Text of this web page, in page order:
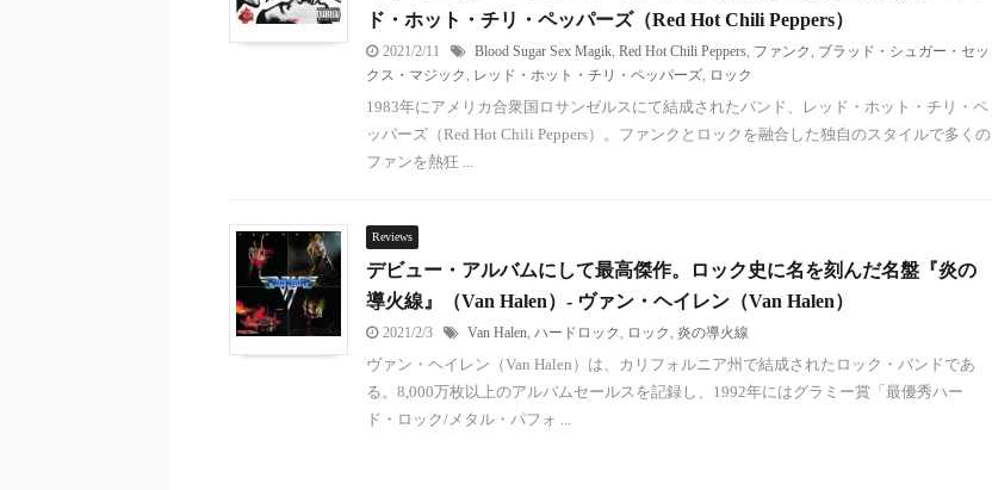
ド・ホット・チリ・ペッパーズ（Red Hot Chili Peppers）
2021/2/11 Blood Sugar Sex Magik Red Hot Chili Peppers ファンク
ブラッド・シュガー・セッ
クス・マジック
レッド・ホット・チリ・ペッパーズ ロック
1983年にアメリカ合衆国ロサンゼルスにて結成されたバンド、レッド・ホット・チリ・ペ
ッパーズ（Red Hot Chili Peppers）。ファンクとロックを融合した独自のスタイルで多くの
ファンを熱狂 ...
Reviews
デビュー・アルバムにして最高傑作。ロック史に名を刻んだ名盤『炎の
導火線』（Van Halen）- ヴァン・ヘイレン（Van Halen）
2021/2/3 Van Halen ハードロック ロック 炎の導火線
ヴァン・ヘイレン（Van Halen）は、カリフォルニア州で結成されたロック・バンドであ
る。8,000万枚以上のアルバムセールスを記録し、1992年にはグラミー賞「最優秀ハー
ド・ロック/メタル・パフォ ...